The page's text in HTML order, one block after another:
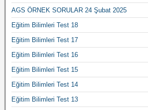
AGS ÖRNEK SORULAR 24 Şubat 2025
Eğitim Bilimleri Test 18
Eğitim Bilimleri Test 17
Eğitim Bilimleri Test 16
Eğitim Bilimleri Test 15
Eğitim Bilimleri Test 14
Eğitim Bilimleri Test 13